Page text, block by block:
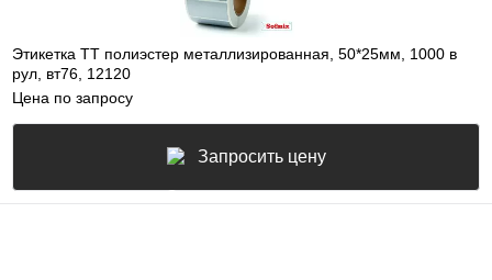
Этикетка ТТ полиэстер металлизированная, 50*25мм, 1000 в
рул, вт76, 12120
Цена по запросу
Запросить цену